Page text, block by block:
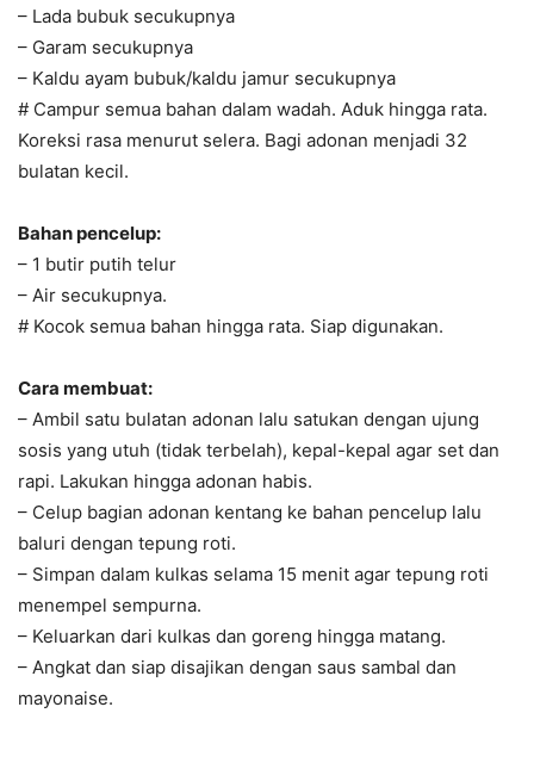
– Lada bubuk secukupnya
– Garam secukupnya
– Kaldu ayam bubuk/kaldu jamur secukupnya
# Campur semua bahan dalam wadah. Aduk hingga rata.
Koreksi rasa menurut selera. Bagi adonan menjadi 32
bulatan kecil.
Bahan pencelup:
– 1 butir putih telur
– Air secukupnya.
# Kocok semua bahan hingga rata. Siap digunakan.
Cara membuat:
– Ambil satu bulatan adonan lalu satukan dengan ujung
sosis yang utuh (tidak terbelah), kepal-kepal agar set dan
rapi. Lakukan hingga adonan habis.
– Celup bagian adonan kentang ke bahan pencelup lalu
baluri dengan tepung roti.
– Simpan dalam kulkas selama 15 menit agar tepung roti
menempel sempurna.
– Keluarkan dari kulkas dan goreng hingga matang.
– Angkat dan siap disajikan dengan saus sambal dan
mayonaise.